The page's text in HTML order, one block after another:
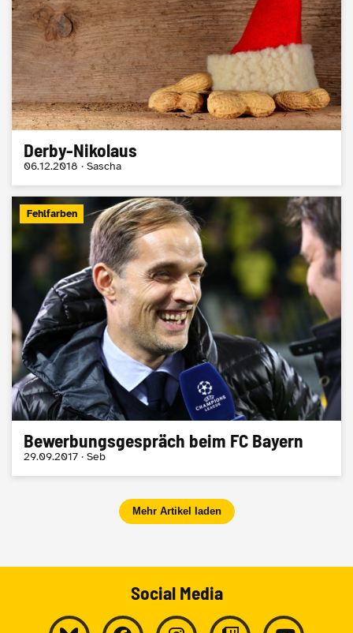
Derby-Nikolaus
06.12.2018 · Sascha
Fehlfarben
Bewerbungsgespräch beim FC Bayern
29.09.2017 · Seb
Mehr Artikel laden
Social Media